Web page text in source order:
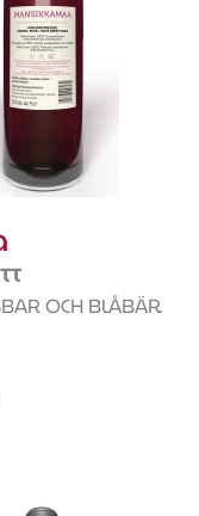
OCH BLÅBÄR.